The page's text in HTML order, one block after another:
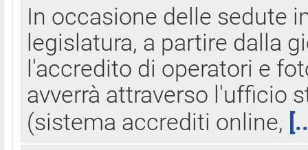
In occasione delle sedute
legislatura, a partire dalla
l'accredito di operatori e
avverrà attraverso l'ufficio
(sistema accrediti online,